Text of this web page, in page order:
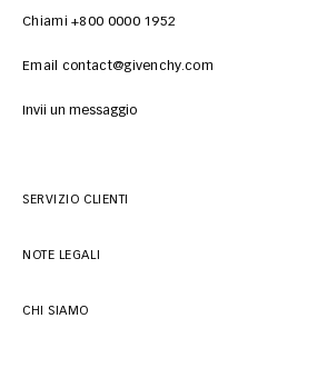
Chiami +800 0000 1952
Email contact@givenchy.com
Invii un messaggio
SERVIZIO CLIENTI
NOTE LEGALI
CHI SIAMO